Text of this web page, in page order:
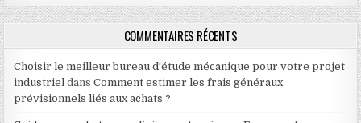
COMMENTAIRES RÉCENTS
Choisir le meilleur bureau d'étude mécanique pour votre projet
industriel dansComment estimer les frais généraux
prévisionnels liés aux achats ?